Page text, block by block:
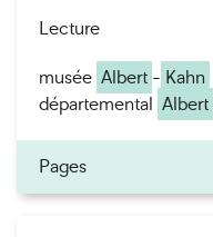
Lecture
musée Albert - Kahn
départemental Albert
Pages